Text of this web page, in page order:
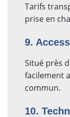
Tarifs
prise en
9.
Situé près
facilement
commun.
10.